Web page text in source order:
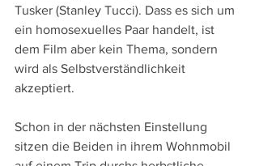
Tusker (Stanley Tucci). Dass es sich um
ein homosexuelles Paar handelt, ist
dem Film aber kein Thema, sondern
wird als Selbstverständlichkeit
akzeptiert.
Schon in der nächsten Einstellung
sitzen die Beiden in ihrem Wohnmobil